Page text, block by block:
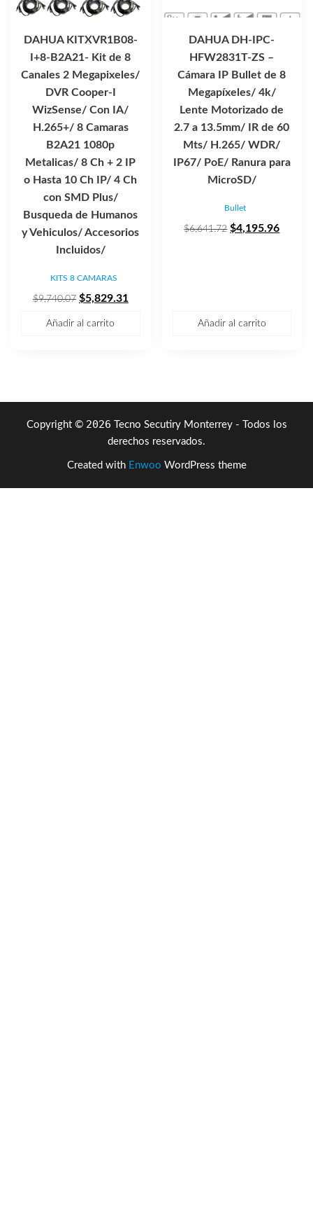
DAHUA KITXVR1B08-
I+8-B2A21- Kit de 8
Canales 2 Megapixeles/
DVR Cooper-I
WizSense/ Con IA/
H.265+/ 8 Camaras
B2A21 1080p
Metalicas/ 8 Ch + 2 IP
o Hasta 10 Ch IP/ 4 Ch
con SMD Plus/
Busqueda de Humanos
y Vehiculos/ Accesorios
Incluidos/
KITS 8 CAMARAS
$9,740.07 El
$5,829.31
Añadir al carrito
DAHUA DH-IPC-
HFW2831T-ZS –
Cámara IP Bullet de 8
Megapíxeles/ 4k/
Lente Motorizado de
2.7 a 13.5mm/ IR de 60
Mts/ H.265/ WDR/
IP67/ PoE/ Ranura para
MicroSD/
Bullet
$6,641.72 El
$4,195.96El
Añadir al carrito
Copyright © 2026 Tecno Secutiry Monterrey - Todos los
derechos reservados.
Created with Enwoo WordPress theme